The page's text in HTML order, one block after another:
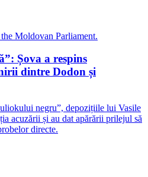
Șova a respins
dintre Dodon și
negru”, depozițiile lui Vasile
acuzării și au dat apărării prilejul să
directe.